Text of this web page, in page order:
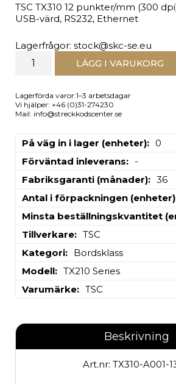
TSC TX310 12 punkter/mm (300
USB-värd, RS232, Ethernet
Lagerfrågor: stock@skc-se.eu
LÄGG I VARUKORG
Lagerförda varor:1–3 arbetsdagar
Vi hjälper: +46 (0)31-274230
Mail: info@streckkodscenter.se
På väg in i lager (enheter)
0
Förväntad inleverans
-
Fabriksgaranti (månader)
36
Antal i förpackningen (enheter)
Minsta beställningskvantitet
Tillverkare
TSC
Kategori
Bordsklass
Modell
TX210 Series
Varumärke
TSC
Beskrivning
Art.nr: TX310-A001-